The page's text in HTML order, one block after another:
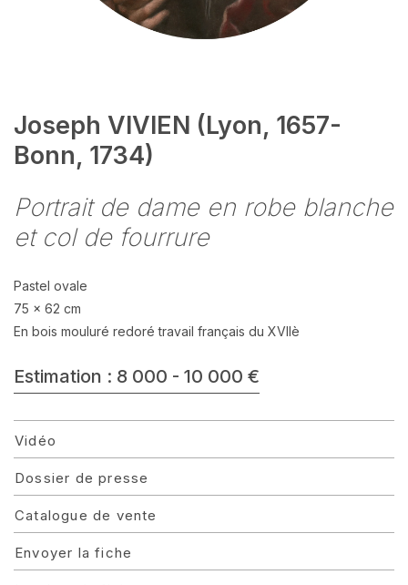
Joseph VIVIEN (Lyon, 1657-
Bonn, 1734)
Portrait de dame en robe blanche
et col de fourrure
Pastel ovale
75 x 62 cm
En bois mouluré redoré travail français du XVIIè
Estimation : 8 000 - 10 000 €
Vidéo
Dossier de presse
Catalogue de vente
Envoyer la fiche